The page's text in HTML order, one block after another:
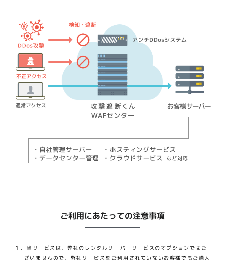
ご利用にあたっての注意事項
１．
当サービスは、弊社のレンタルサーバーサービスのオプションではご
ざいませんので、弊社サービスをご利用されていないお客様でもご購入